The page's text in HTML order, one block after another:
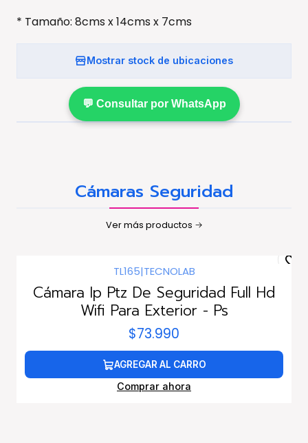
* Tamaño: 8cms x 14cms x 7cms
Mostrar stock de ubicaciones
💬 Consultar por WhatsApp
Cámaras Seguridad
Ver más productos
TL165|TECNOLAB
Cámara Ip Ptz De Seguridad Full Hd
Wifi Para Exterior - Ps
$73.990
AGREGAR AL CARRO
Comprar ahora